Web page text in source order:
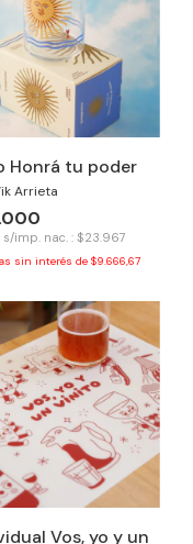
Honrá tu poder
Arrieta
s/imp. nac. : $23.967
sin interés de $9.666,67
Vos, yo y un